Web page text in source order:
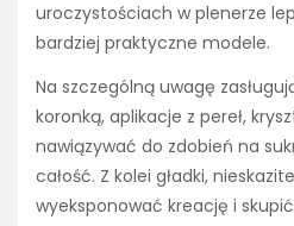
uroczystościach w plenerze
bardziej praktyczne modele.
Na szczególną uwagę
koronką, aplikacje z pereł,
nawiązywać do zdobień na
całość. Z kolei gładki,
wyeksponować kreację i